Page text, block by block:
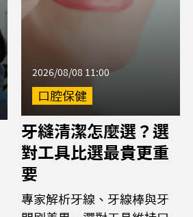
2026/08/08 11:00
口腔保健
牙縫清潔怎麼選？選
對工具比選最貴更重
要
專家解析牙線、牙線棒與牙